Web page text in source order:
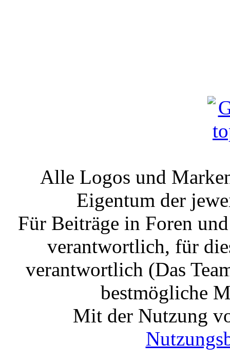
Alle Logos und
Eigentum der
Für Beiträge in Foren
verantwortlich, für
verantwortlich (Das
bestmögliche
Mit der Nutzung